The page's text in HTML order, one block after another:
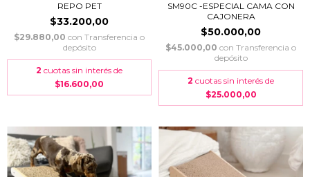
REPO PET
$33.200,00
$29.880,00 con Transferencia o
depósito
2 cuotas sin interés de
$16.600,00
SM90C -ESPECIAL CAMA CON
CAJONERA
$50.000,00
$45.000,00 con Transferencia o
depósito
2 cuotas sin interés de
$25.000,00